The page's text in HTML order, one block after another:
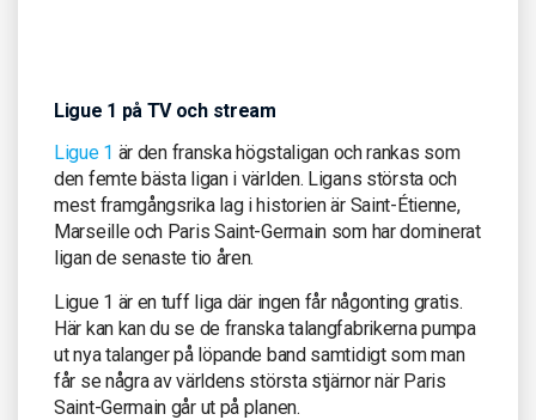
Ligue 1 på TV och stream
Ligue 1 är den franska högstaligan och rankas som
den femte bästa ligan i världen. Ligans största och
mest framgångsrika lag i historien är Saint-Étienne,
Marseille och Paris Saint-Germain som har dominerat
ligan de senaste tio åren.
Ligue 1 är en tuff liga där ingen får någonting gratis.
Här kan kan du se de franska talangfabrikerna pumpa
ut nya talanger på löpande band samtidigt som man
får se några av världens största stjärnor när Paris
Saint-Germain går ut på planen.